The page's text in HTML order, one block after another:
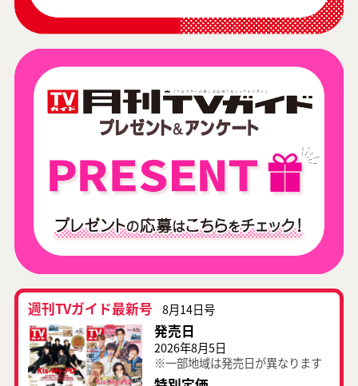
週刊TVガイド最新号 8月14日号
発売日
2026年8月5日
※一部地域は発売日が異なります